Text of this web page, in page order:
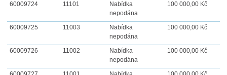
60009724 11101
Nabídka
nepodána
100 000,00 Kč
60009725 11003
Nabídka
nepodána
100 000,00 Kč
60009726 11002
Nabídka
nepodána
100 000,00 Kč